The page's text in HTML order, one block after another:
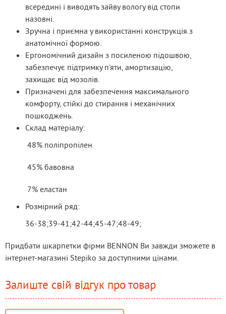
всередині і виводять зайву вологу від стопи
назовні.
Зручна і приємна у використанні конструкція з
анатомічної формою.
Ергономічний дизайн з посиленою підошвою,
забезпечує підтримку п'яти, амортизацію,
захищає від мозолів.
Призначені для забезпечення максимального
комфорту, стійкі до стирання і механічних
пошкоджень.
Склад матеріалу:
48% поліпропілен
45% бавовна
7% еластан
Розмірний ряд:
36-38;39-41;42-44;45-47;48-49;
Придбати шкарпетки фірми BENNON Ви завжди зможете в
інтернет-магазині Stepiko за доступними цінами.
Залиште свій відгук про товар